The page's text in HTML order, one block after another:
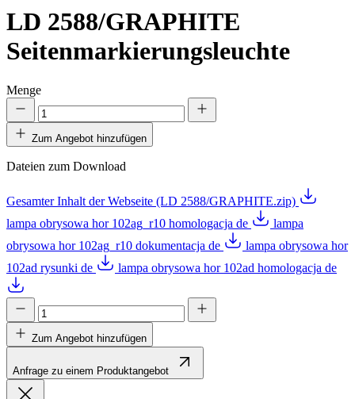
LD 2588/GRAPHITE
Seitenmarkierungsleuchte
Menge
Zum Angebot hinzufügen
Dateien zum Download
Gesamter Inhalt der Webseite (LD 2588/GRAPHITE.zip)
lampa obrysowa hor 102ag_r10 homologacja de
lampa
obrysowa hor 102ag_r10 dokumentacja de
lampa obrysowa hor
102ad rysunki de
lampa obrysowa hor 102ad homologacja de
Zum Angebot hinzufügen
Anfrage zu einem Produktangebot